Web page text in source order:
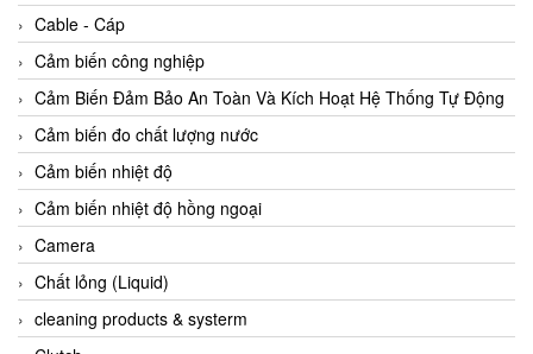
Aii Vietnam
AIKOH
AINUO Vietnam
AIR MAJOR
Aira Euro Automation
Airtac Vietnam
Airtec Vietnam
AI-Tek Vietnam
Akerstroms Viet Nam
Cable - Cáp
Cảm biến công nghiệp
Cảm Biến Đảm Bảo An Toàn Và Kích Hoạt Hệ Thống Tự Động
Cảm biến đo chất lượng nước
Cảm biến nhiệt độ
Cảm biến nhiệt độ hồng ngoại
Camera
Chất lỏng (Liquid)
cleaning products & systerm